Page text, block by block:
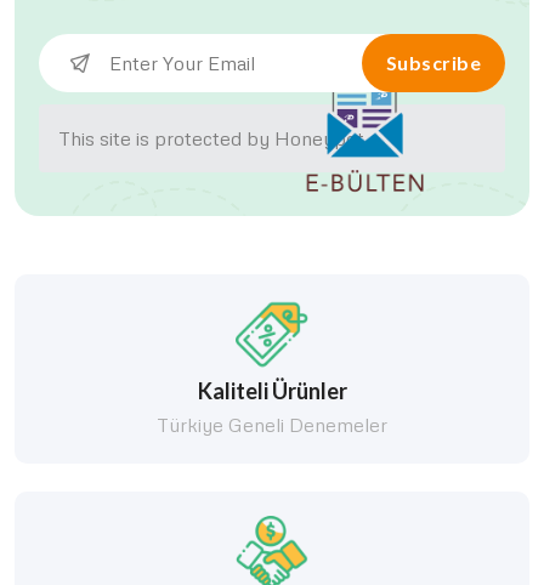
Subscribe
This site is protected by Honeypot.
Kaliteli Ürünler
Türkiye Geneli Denemeler